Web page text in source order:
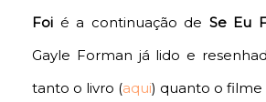
Foi é a continuação de Se Eu
Gayle Forman já lido e
tanto o livro (aqui) quanto o filme